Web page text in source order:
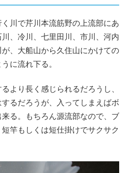
川で芹川本流筋野の上流部にあ
、冷川、七里田川、市川、河内
、大船山から久住山にかけての
に流れ下る。
より長く感じられるだろうし、
るだろうが、入ってしまえばボ
る。もちろん源流部なので、ブ
竿もしくは短仕掛けでサクサク